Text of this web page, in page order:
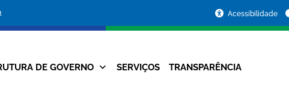
da
Prefeitura
Acessibilidade
Navegação
DE GOVERNO SERVIÇOS TRANSPARÊNCIA